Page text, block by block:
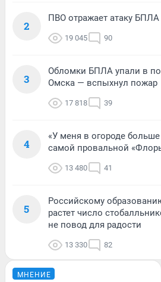
2
ПВО отражает атаку
19 045 90
3
Обломки БПЛА упали в
Омска — вспыхнул пожар
17 818 39
4
«У меня в огороде больше
самой провальной
13 480 41
5
Российскому
растет число
не повод для радости
13 330 82
МНЕНИЕ